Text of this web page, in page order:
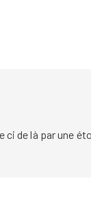
ci de là par une